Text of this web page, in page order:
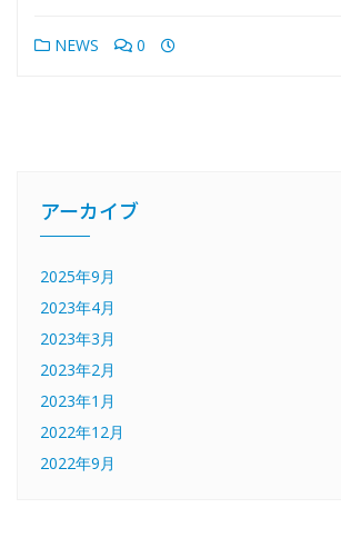
NEWS 0
アーカイブ
2025年9月
2023年4月
2023年3月
2023年2月
2023年1月
2022年12月
2022年9月